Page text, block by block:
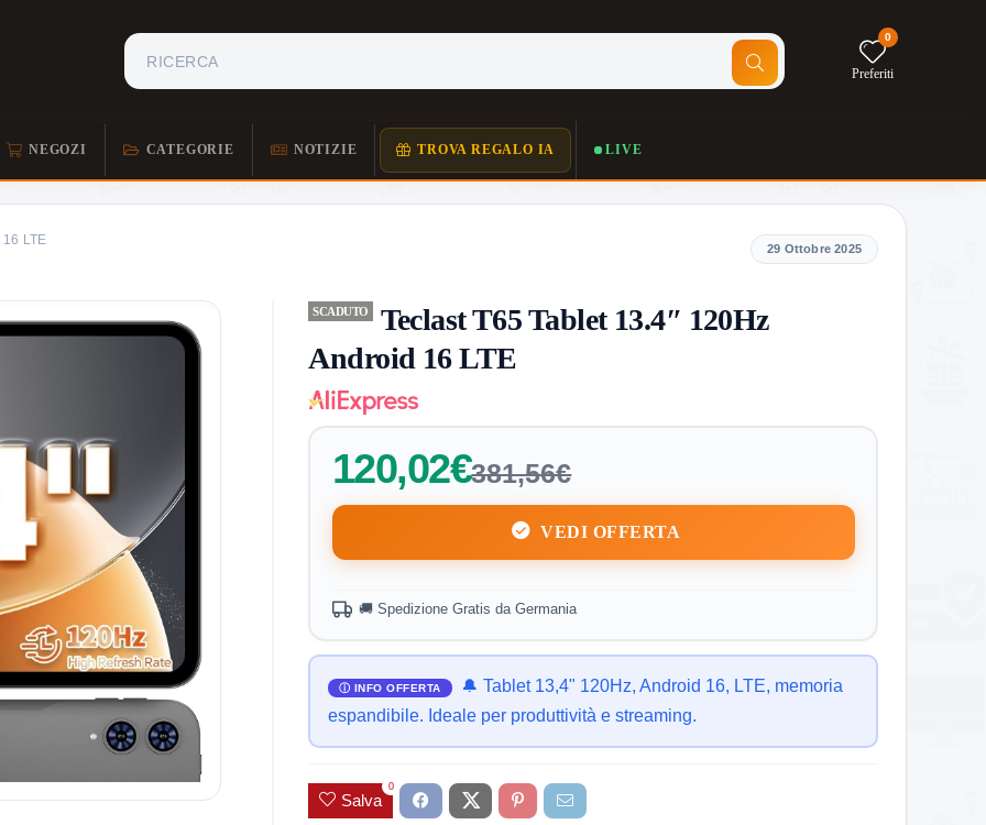
0
Preferiti
NEGOZI CATEGORIE NOTIZIE TROVA REGALO IA LIVE
LTE
SCADUTO
Teclast T65 Tablet 13.4″ 120Hz
Android 16 LTE
120,02€381,56€
VEDI OFFERTA
🚚 Spedizione Gratis da Germania
🔔 Tablet 13,4" 120Hz, Android 16, LTE, memoria
espandibile. Ideale per produttività e streaming.
Salva
0
29 Ottobre 2025